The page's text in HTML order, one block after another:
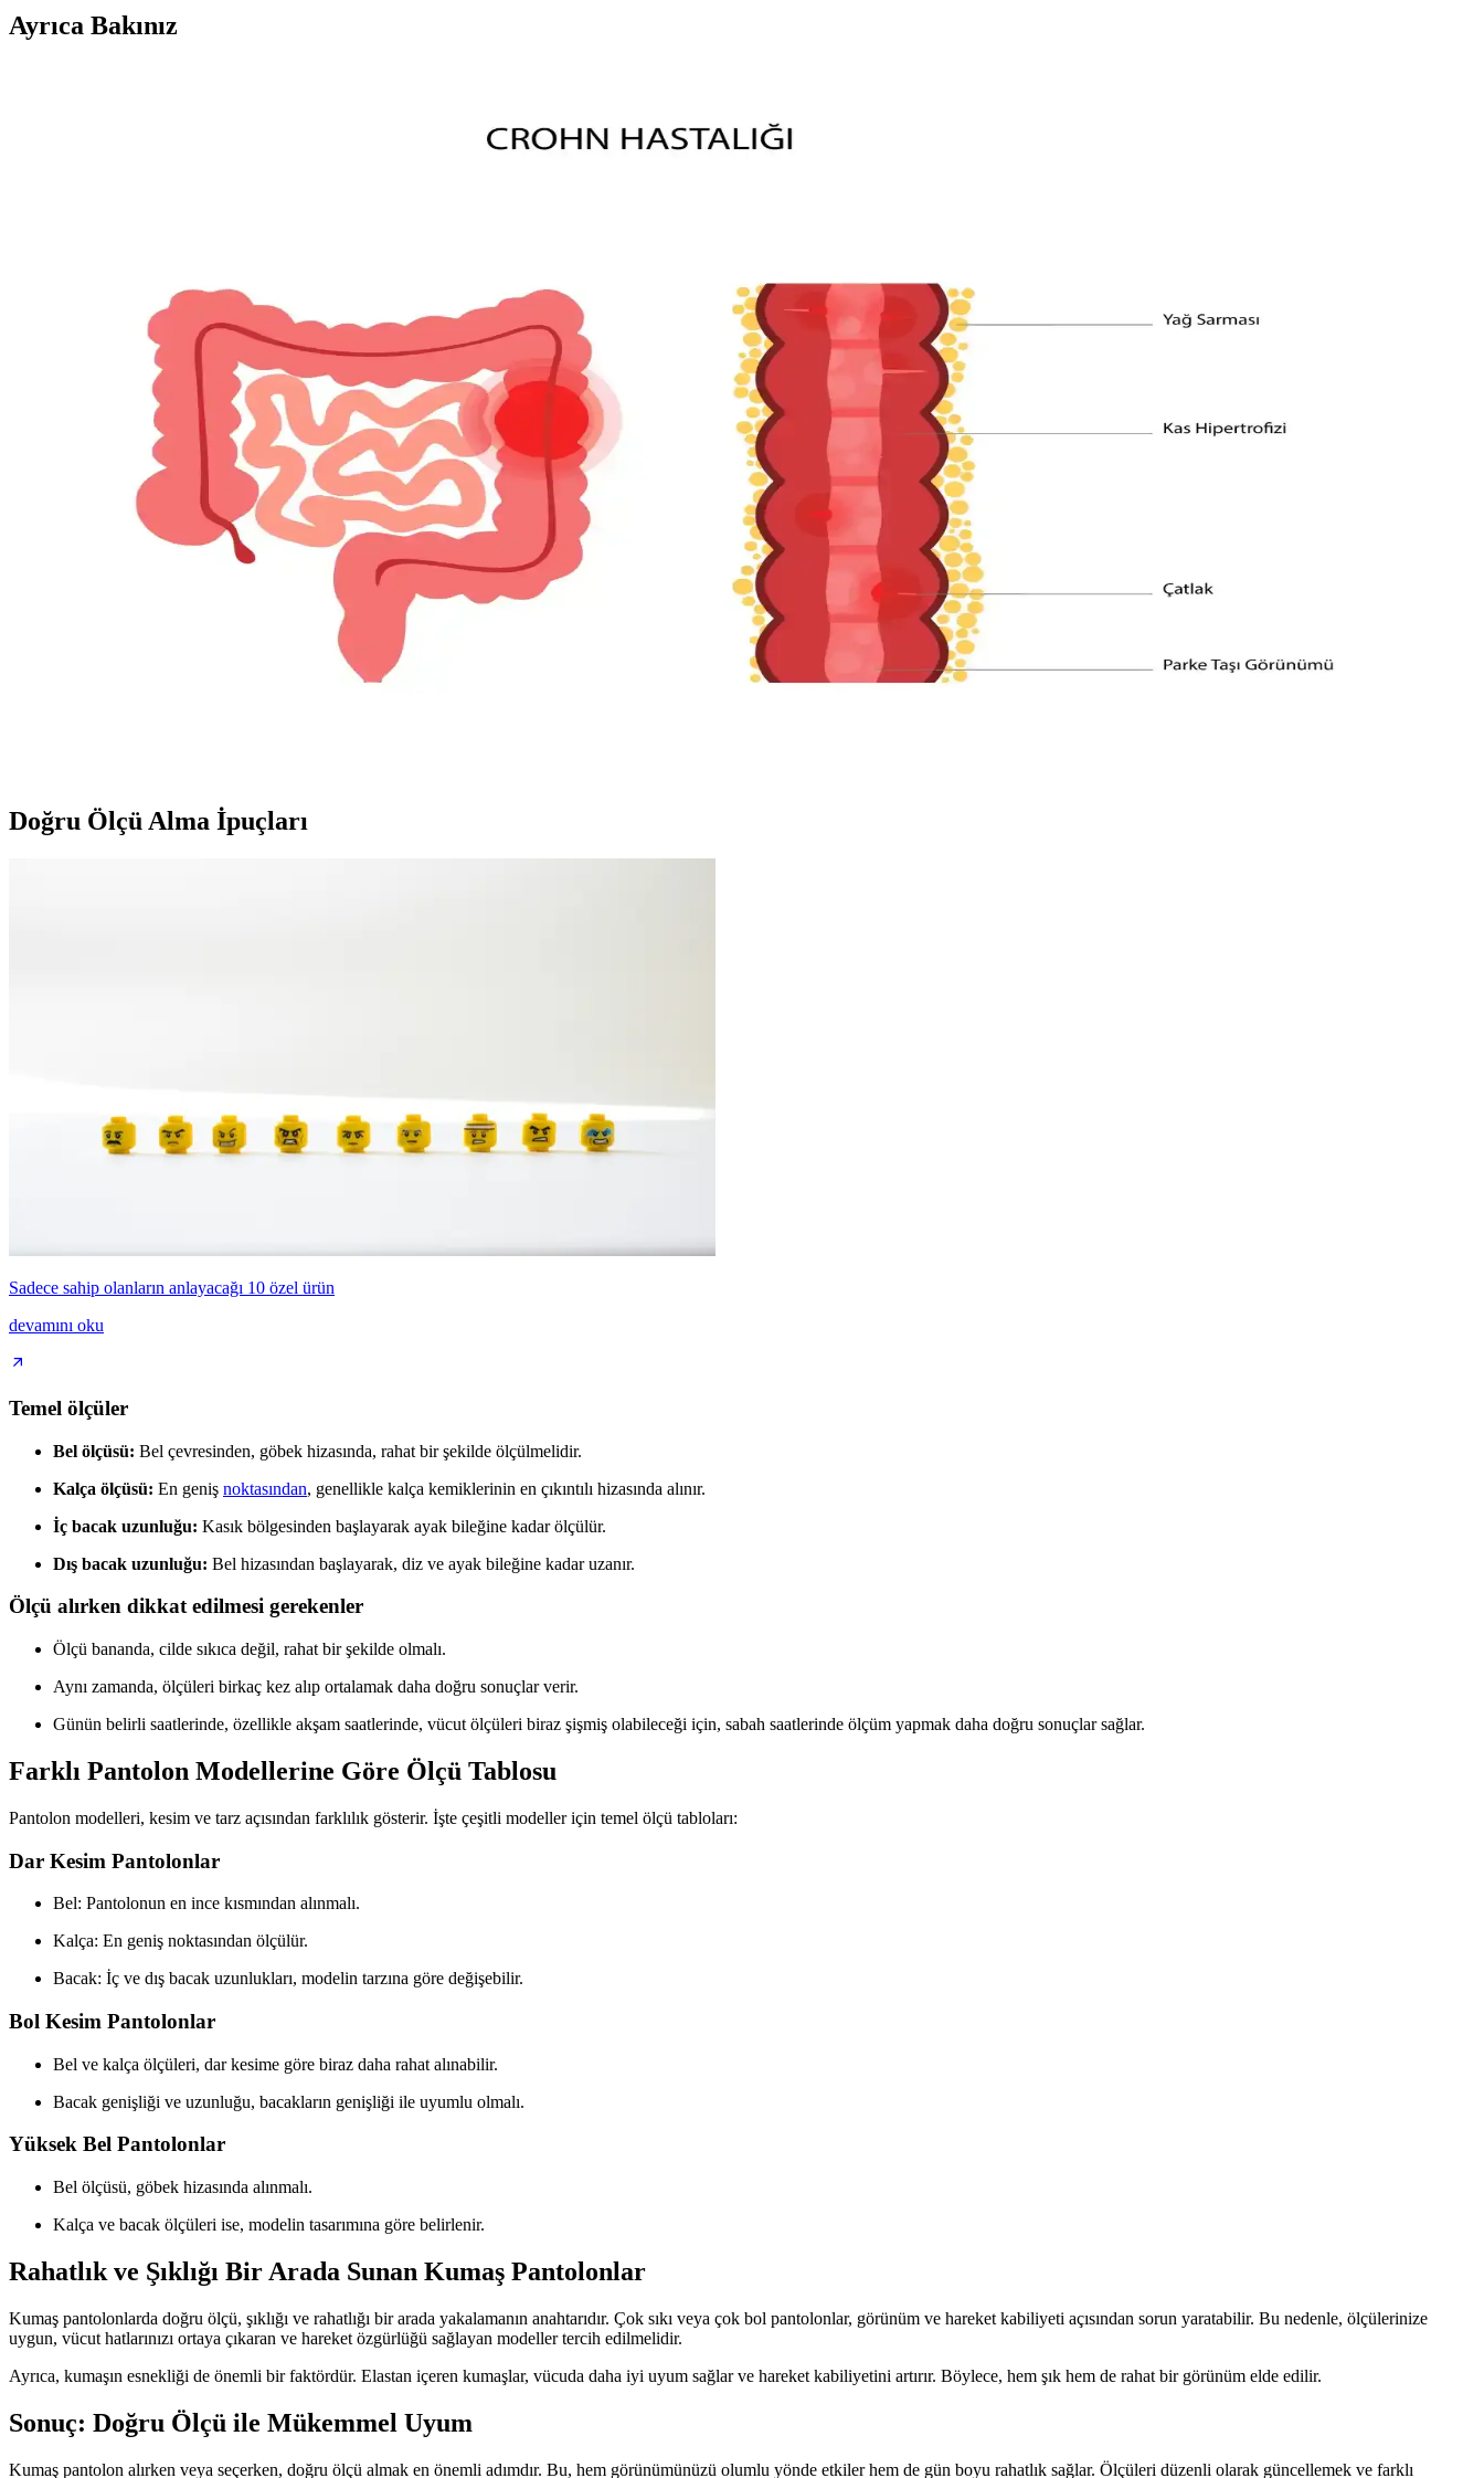
Ayrıca Bakınız
Moda sektöründe beden uyumu, malzeme kalitesi ve tasarım açısından aranan ancak nadiren bulunan giyim ürünleri tüketiciler için zorluk yaratıyor. Bu durum sektörde gelişme ihtiyacını gösteriyor.
Birleşik Krallık'ta yüksek sokak mağazalarında renkli ve uygun fiyatlı giyim zorlaşırken, bağımsız markalar, ikinci el platformları ve renk sezonlarına göre alışveriş imkanı sunan alternatifler öne çıkıyor.
Buck Mason Alternatifleri ve Kaliteli Giyim Markalarının Fiyat-Kalite Dengesi Üzerine İnceleme
Buck Mason'ın yüksek fiyat ve kalite algısı üzerine alternatif markalar inceleniyor. J.Crew, Banana Republic gibi markalar ve ikinci el alışverişin önemi ele alınarak uygun fiyatlı kaliteli seçenekler sunuluyor.
Temel Giyim Ürünlerinde Güvenilir Markalar ve Etkili Alışveriş Yöntemleri
Temel giyim ürünlerinde Uniqlo, Old Navy, Gap gibi markalar ve alışveriş ipuçları değerlendiriliyor. Kalite, dayanıklılık ve uygun fiyat için mağazada deneme ve ikinci el seçenekleri öneriliyor.
Dress to Impress İfadesinin Anlamı ve Okul Etkinliklerinde Uygulama Önerileri
Dress to impress ifadesi, okul etkinliklerinde özenli ve etkileyici giyinmeyi ifade eder. Bölgesel ve sosyal faktörler göz önünde bulundurularak, şık ama aşırı resmi olmayan kıyafet tercih edilmelidir.
Yaz Aylarında Erkekler İçin Fonksiyonel ve Şık Giyim Seçenekleri ve Kombin Önerileri
Yaz aylarında erkekler için nefes alabilir kumaşlar, uygun kesimler ve doğru aksesuarlar şıklık ve konforu bir arada sunar. Keten, pamuklu kıyafetler ve hafif ayakkabılar yaz gardırobunun temelini oluşturur.
Doğru Ölçü Alma İpuçları
Sadece sahip olanların anlayacağı 10 özel ürün
devamını oku
Temel ölçüler
Bel ölçüsü: Bel çevresinden, göbek hizasında, rahat bir şekilde ölçülmelidir.
Kalça ölçüsü: En geniş noktasından, genellikle kalça kemiklerinin en çıkıntılı hizasında alınır.
İç bacak uzunluğu: Kasık bölgesinden başlayarak ayak bileğine kadar ölçülür.
Dış bacak uzunluğu: Bel hizasından başlayarak, diz ve ayak bileğine kadar uzanır.
Ölçü alırken dikkat edilmesi gerekenler
Ölçü bananda, cilde sıkıca değil, rahat bir şekilde olmalı.
Aynı zamanda, ölçüleri birkaç kez alıp ortalamak daha doğru sonuçlar verir.
Günün belirli saatlerinde, özellikle akşam saatlerinde, vücut ölçüleri biraz şişmiş olabileceği için, sabah saatlerinde ölçüm yapmak daha doğru sonuçlar sağlar.
Farklı Pantolon Modellerine Göre Ölçü Tablosu
Pantolon modelleri, kesim ve tarz açısından farklılık gösterir. İşte çeşitli modeller için temel ölçü tabloları:
Dar Kesim Pantolonlar
Bel: Pantolonun en ince kısmından alınmalı.
Kalça: En geniş noktasından ölçülür.
Bacak: İç ve dış bacak uzunlukları, modelin tarzına göre değişebilir.
Bol Kesim Pantolonlar
Bel ve kalça ölçüleri, dar kesime göre biraz daha rahat alınabilir.
Bacak genişliği ve uzunluğu, bacakların genişliği ile uyumlu olmalı.
Yüksek Bel Pantolonlar
Bel ölçüsü, göbek hizasında alınmalı.
Kalça ve bacak ölçüleri ise, modelin tasarımına göre belirlenir.
Rahatlık ve Şıklığı Bir Arada Sunan Kumaş Pantolonlar
Kumaş pantolonlarda doğru ölçü, şıklığı ve rahatlığı bir arada yakalamanın anahtarıdır. Çok sıkı veya çok bol pantolonlar, görünüm ve hareket kabiliyeti açısından sorun yaratabilir. Bu nedenle, ölçülerinize
uygun, vücut hatlarınızı ortaya çıkaran ve hareket özgürlüğü sağlayan modeller tercih edilmelidir.
Ayrıca, kumaşın esnekliği de önemli bir faktördür. Elastan içeren kumaşlar, vücuda daha iyi uyum sağlar ve hareket kabiliyetini artırır. Böylece, hem şık hem de rahat bir görünüm elde edilir.
Sonuç: Doğru Ölçü ile Mükemmel Uyum
Kumaş pantolon alırken veya seçerken, doğru ölçü almak en önemli adımdır. Bu, hem görünümünüzü olumlu yönde etkiler hem de gün boyu rahatlık sağlar. Ölçüleri düzenli olarak güncellemek ve farklı